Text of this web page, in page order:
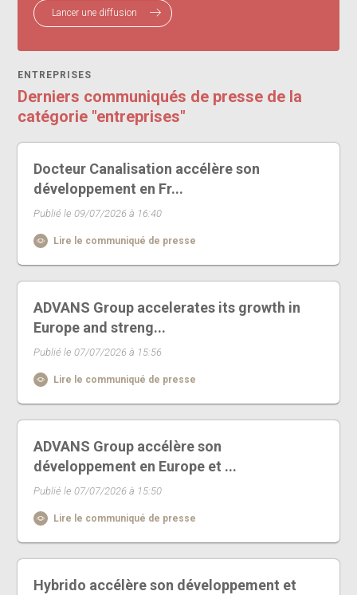
Lancer une diffusion
ENTREPRISES
Derniers communiqués de presse de la
catégorie "entreprises"
Docteur Canalisation accélère son
développement en Fr...
Publié le 09/07/2026 à 16:40
Lire le communiqué de presse
ADVANS Group accelerates its growth in
Europe and streng...
Publié le 07/07/2026 à 15:56
Lire le communiqué de presse
ADVANS Group accélère son
développement en Europe et ...
Publié le 07/07/2026 à 15:50
Lire le communiqué de presse
Hybrido accélère son développement et